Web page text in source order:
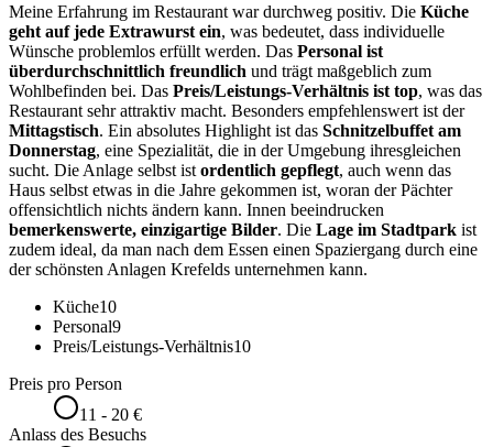
Meine Erfahrung im Restaurant war durchweg positiv. Die Küche
geht auf jede Extrawurst ein, was bedeutet, dass individuelle
Wünsche problemlos erfüllt werden. Das Personal ist
überdurchschnittlich freundlich und trägt maßgeblich zum
Wohlbefinden bei. Das Preis/Leistungs-Verhältnis ist top, was das
Restaurant sehr attraktiv macht. Besonders empfehlenswert ist der
Mittagstisch. Ein absolutes Highlight ist das Schnitzelbuffet am
Donnerstag, eine Spezialität, die in der Umgebung ihresgleichen
sucht. Die Anlage selbst ist ordentlich gepflegt, auch wenn das
Haus selbst etwas in die Jahre gekommen ist, woran der Pächter
offensichtlich nichts ändern kann. Innen beeindrucken
bemerkenswerte, einzigartige Bilder. Die Lage im Stadtpark ist
zudem ideal, da man nach dem Essen einen Spaziergang durch eine
der schönsten Anlagen Krefelds unternehmen kann.
Küche10
Personal9
Preis/Leistungs-Verhältnis10
Preis pro Person
11 - 20 €
Anlass des Besuchs